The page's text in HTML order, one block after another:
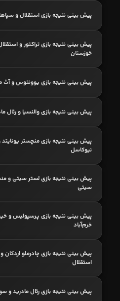
پیش بینی نتیجه بازی استقلال و
پیش بینی نتیجه بازی تراکتور و
خوزستان
پیش بینی نتیجه بازی یوونتوس و آث
پیش بینی نتیجه بازی والنسیا و رئال
پیش بینی نتیجه بازی منچستر یونایتد
نیوکاسل
پیش بینی نتیجه بازی لستر سیتی و
سیتی
پیش بینی نتیجه بازی پرسپولیس و
خرم‌آباد
پیش بینی نتیجه بازی چادرملو اردکان و
استقلال
پیش بینی نتیجه بازی رئال مادرید و